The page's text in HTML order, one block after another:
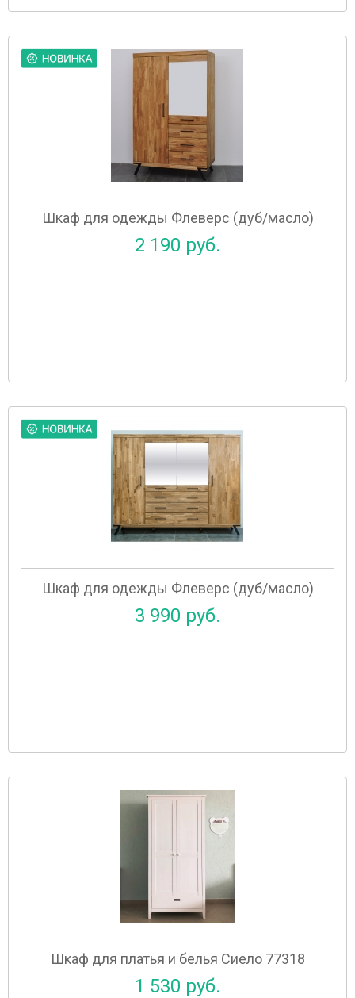
Шкаф для одежды Флеверс (дуб/масло)
2 190 руб.
Шкаф для одежды Флеверс (дуб/масло)
3 990 руб.
Шкаф для платья и белья Сиело 77318
1 530 руб.